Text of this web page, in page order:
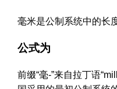
毫米是公制系统中的长
公式为
前缀“毫-”来自拉丁语